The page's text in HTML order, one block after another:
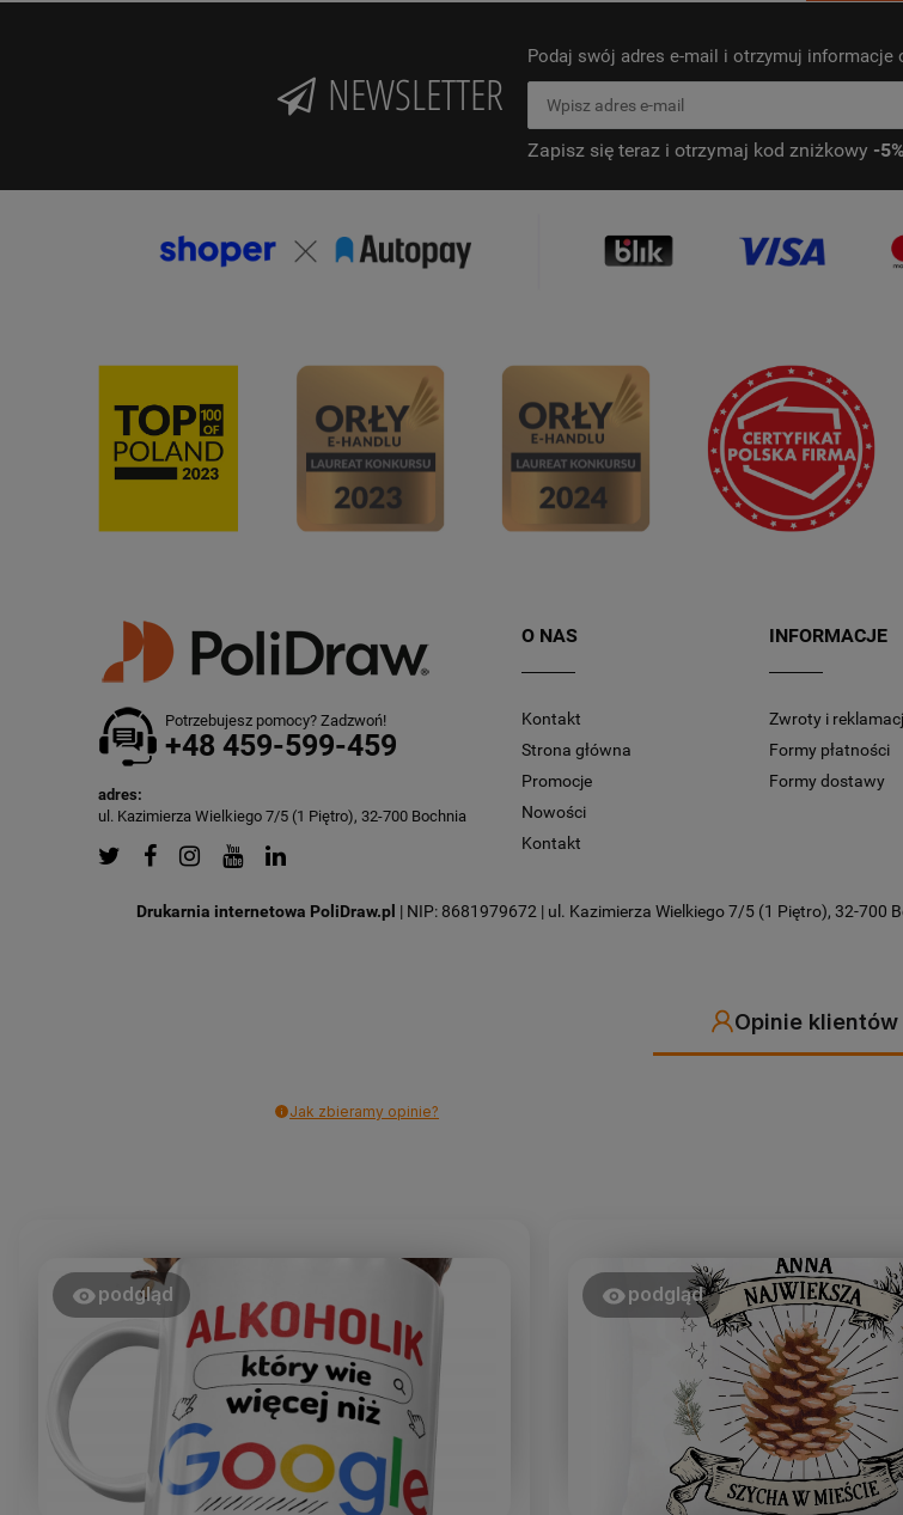
NEWSLETTER
Podaj swój adres e-mail i otrzymuj informacje
Zapisz się teraz i otrzymaj kod zniżkowy -
Potrzebujesz pomocy? Zadzwoń!
+48 459-599-459
adres:
ul. Kazimierza Wielkiego 7/5 (1 Piętro), 32-700 Bochnia
O NAS
Kontakt
Strona główna
Promocje
Nowości
Kontakt
INFORMACJE
Zwroty i
Formy płatności
Formy dostawy
Drukarnia internetowa PoliDraw.pl | NIP: 8681979672 | ul. Kazimierza Wielkiego 7/5 (1 Piętro), 32-700
Opinie klientów
Jak zbieramy opinie?
podgląd podgląd